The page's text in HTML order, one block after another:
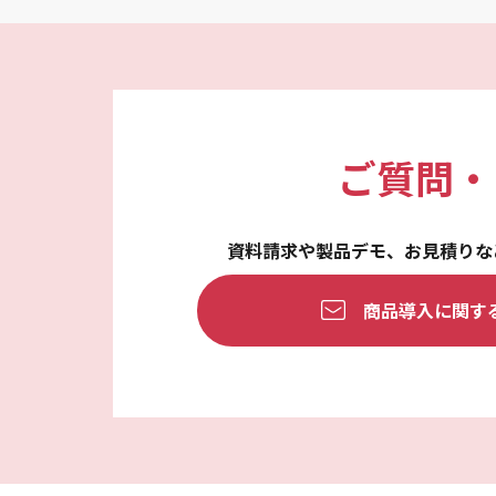
ご質問
資料請求や製品デモ、 お見積り
商品導入に関す